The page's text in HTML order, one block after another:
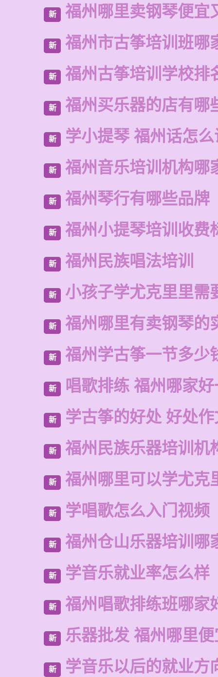
新 福州哪里卖钢琴便宜
新 福州市古筝培训班哪
新 福州古筝培训学校排
新 福州买乐器的店有哪
新 学小提琴 福州话怎
新 福州音乐培训机构哪
新 福州琴行有哪些品牌
新 福州小提琴培训收费
新 福州民族唱法培训
新 小孩子学尤克里里需
新 福州哪里有卖钢琴的
新 福州学古筝一节多少
新 唱歌排练 福州哪家
新 学古筝的好处 好处作
新 福州民族乐器培训机
新 福州哪里可以学尤克
新 学唱歌怎么入门视频
新 福州仓山乐器培训哪
新 学音乐就业率怎么样
新 福州唱歌排练班哪家
新 乐器批发 福州哪里
新 学音乐以后的就业方